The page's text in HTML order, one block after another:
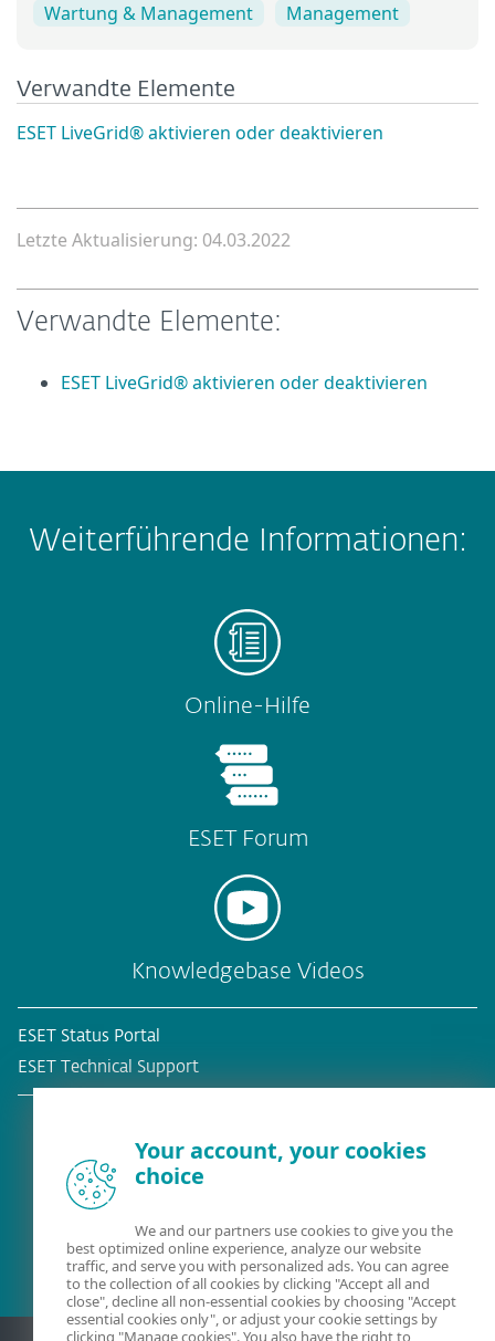
Wartung & Management
Management
Verwandte Elemente
ESET LiveGrid® aktivieren oder deaktivieren
Letzte Aktualisierung: 04.03.2022
Verwandte Elemente:
ESET LiveGrid® aktivieren oder deaktivieren
Weiterführende Informationen:
Online-Hilfe
ESET Forum
Knowledgebase Videos
ESET Status Portal
ESET Technical Support
Your account, your cookies
choice
We and our partners use cookies to give you the
best optimized online experience, analyze our website
traffic, and serve you with personalized ads. You can agree
to the collection of all cookies by clicking "Accept all and
close", decline all non-essential cookies by choosing "Accept
essential cookies only", or adjust your cookie settings by
clicking "Manage cookies". You also have the right to